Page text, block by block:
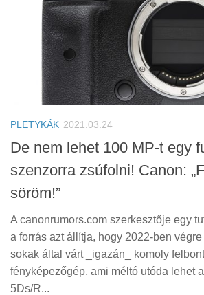
PLETYKÁK 2021.03.24
De nem lehet 100 MP-t egy
szenzorra zsúfolni! Canon:
söröm!”
A canonrumors.com szerkesztője egy
a forrás azt állítja, hogy 2022-ben
sokak által várt _igazán_ komoly
fényképezőgép, ami méltó utóda lehet
5Ds/R...